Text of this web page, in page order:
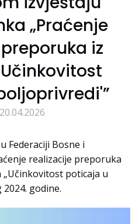
„Praćenje
iz
Federaciji Bosne i
realizacije preporuka
poticaja u
godine.